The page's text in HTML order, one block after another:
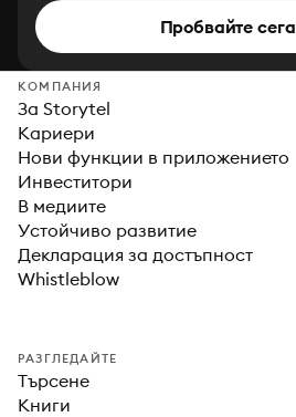
Пробвайте сега
КОМПАНИЯ
За Storytel
Кариери
Нови функции в приложението
Инвеститори
В медиите
Устойчиво развитие
Декларация за достъпност
Whistleblow
РАЗГЛЕДАЙТЕ
Търсене
Книги